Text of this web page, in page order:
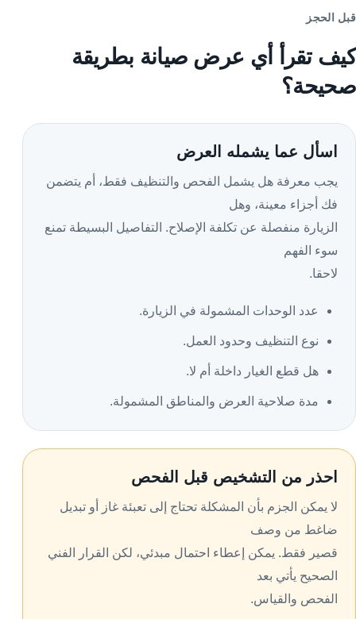
قبل الحجز
كيف تقرأ أي عرض صيانة بطريقة
صحيحة؟
اسأل عما يشمله العرض
يجب معرفة هل يشمل الفحص والتنظيف فقط، أم يتضمن
فك أجزاء معينة، وهل
الزيارة منفصلة عن تكلفة الإصلاح. التفاصيل البسيطة تمنع
سوء الفهم
لاحقا.
عدد الوحدات المشمولة في الزيارة.
نوع التنظيف وحدود العمل.
هل قطع الغيار داخلة أم لا.
مدة صلاحية العرض والمناطق المشمولة.
احذر من التشخيص قبل الفحص
لا يمكن الجزم بأن المشكلة تحتاج إلى تعبئة غاز أو تبديل
ضاغط من وصف
قصير فقط. يمكن إعطاء احتمال مبدئي، لكن القرار الفني
الصحيح يأتي بعد
الفحص والقياس.